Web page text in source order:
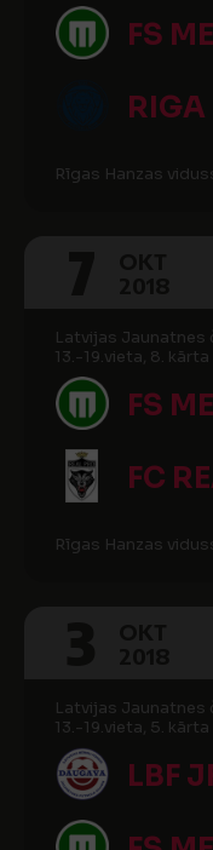
FS
RIGA
Rīgas Hanzas
Latvijas
13.-19.vieta, 8. kārta
FS
FC
Rīgas Hanzas
Latvijas
13.-19.vieta, 5. kārta
LBF